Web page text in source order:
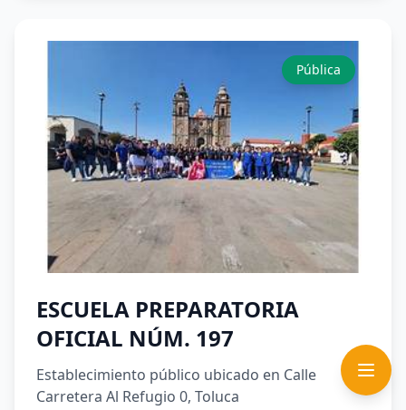
Pública
ESCUELA PREPARATORIA
OFICIAL NÚM. 197
Establecimiento público ubicado en Calle
Carretera Al Refugio 0, Toluca